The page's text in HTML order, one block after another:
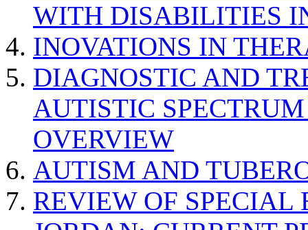
WITH DISABILITIES
INOVATIONS IN
DIAGNOSTIC AND
AUTISTIC
OVERVIEW
AUTISM AND
REVIEW OF SPECIAL